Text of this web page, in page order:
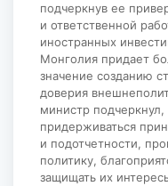
подчеркнув ее
и ответственной
иностранных
Монголия придает
значение созданию
доверия
министр подчеркнул,
придерживаться
и подотчетности,
политику,
защищать их